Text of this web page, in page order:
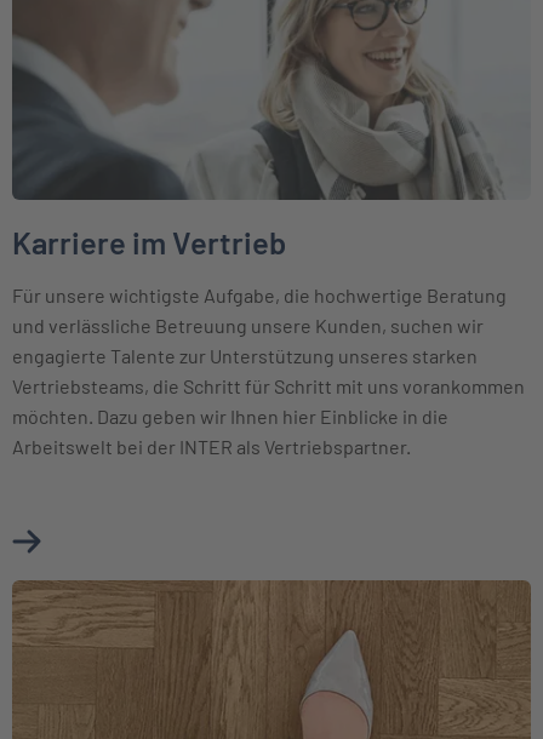
Karriere im Vertrieb
Für unsere wichtigste Aufgabe, die hochwertige Beratung
und verlässliche Betreuung unsere Kunden, suchen wir
engagierte Talente zur Unterstützung unseres starken
Vertriebsteams, die Schritt für Schritt mit uns vorankommen
möchten. Dazu geben wir Ihnen hier Einblicke in die
Arbeitswelt bei der INTER als Vertriebspartner.
Mehr über Karriere im Vertrieb erfahren
Weiter zu Berufseinsteiger und Berufserfahrene